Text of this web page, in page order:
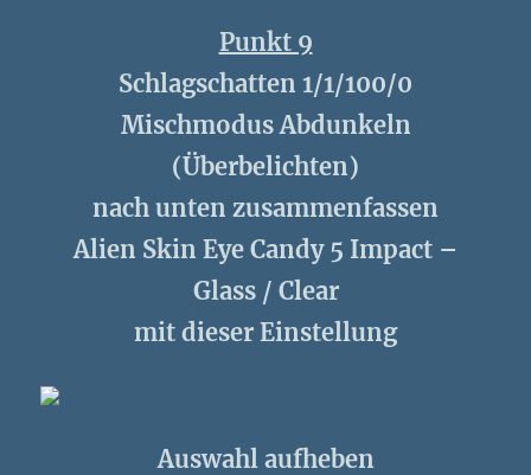
Punkt 9
Schlagschatten 1/1/100/0
Mischmodus Abdunkeln
(Überbelichten)
nach unten zusammenfassen
Alien Skin Eye Candy 5 Impact –
Glass / Clear
mit dieser Einstellung
Auswahl aufheben